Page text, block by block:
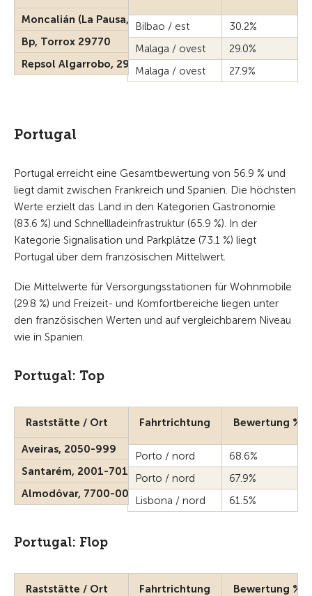
Bilbao / est
30.2%
Malaga / ovest
29.0%
Malaga / ovest
27.9%
Moncalián (La Pausa, Repsol), 39791
Bp, Torrox 29770
Repsol Algarrobo, 29750
Portugal
Portugal erreicht eine Gesamtbewertung von 56.9 % und
liegt damit zwischen Frankreich und Spanien. Die höchsten
Werte erzielt das Land in den Kategorien Gastronomie
(83.6 %) und Schnellladeinfrastruktur (65.9 %). In der
Kategorie Signalisation und Parkplätze (73.1 %) liegt
Portugal über dem französischen Mittelwert.
Die Mittelwerte für Versorgungsstationen für Wohnmobile
(29.8 %) und Freizeit- und Komfortbereiche liegen unter
den französischen Werten und auf vergleichbarem Niveau
wie in Spanien.
Portugal: Top
Fahrtrichtung Bewertung %
Porto / nord
68.6%
Porto / nord
67.9%
Lisbona / nord
61.5%
Raststätte / Ort
Aveiras, 2050-999
Santarém, 2001-701
Almodôvar, 7700-000
Portugal: Flop
Fahrtrichtung Bewertung %
Raststätte / Ort